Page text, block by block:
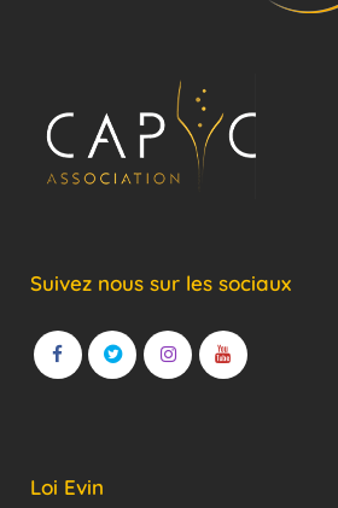
Suivez nous sur les sociaux
Loi Evin